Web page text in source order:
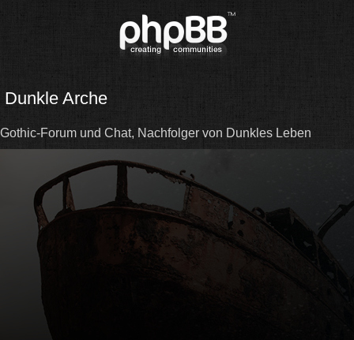
Dunkle Arche
Gothic-Forum und Chat, Nachfolger von Dunkles Leben